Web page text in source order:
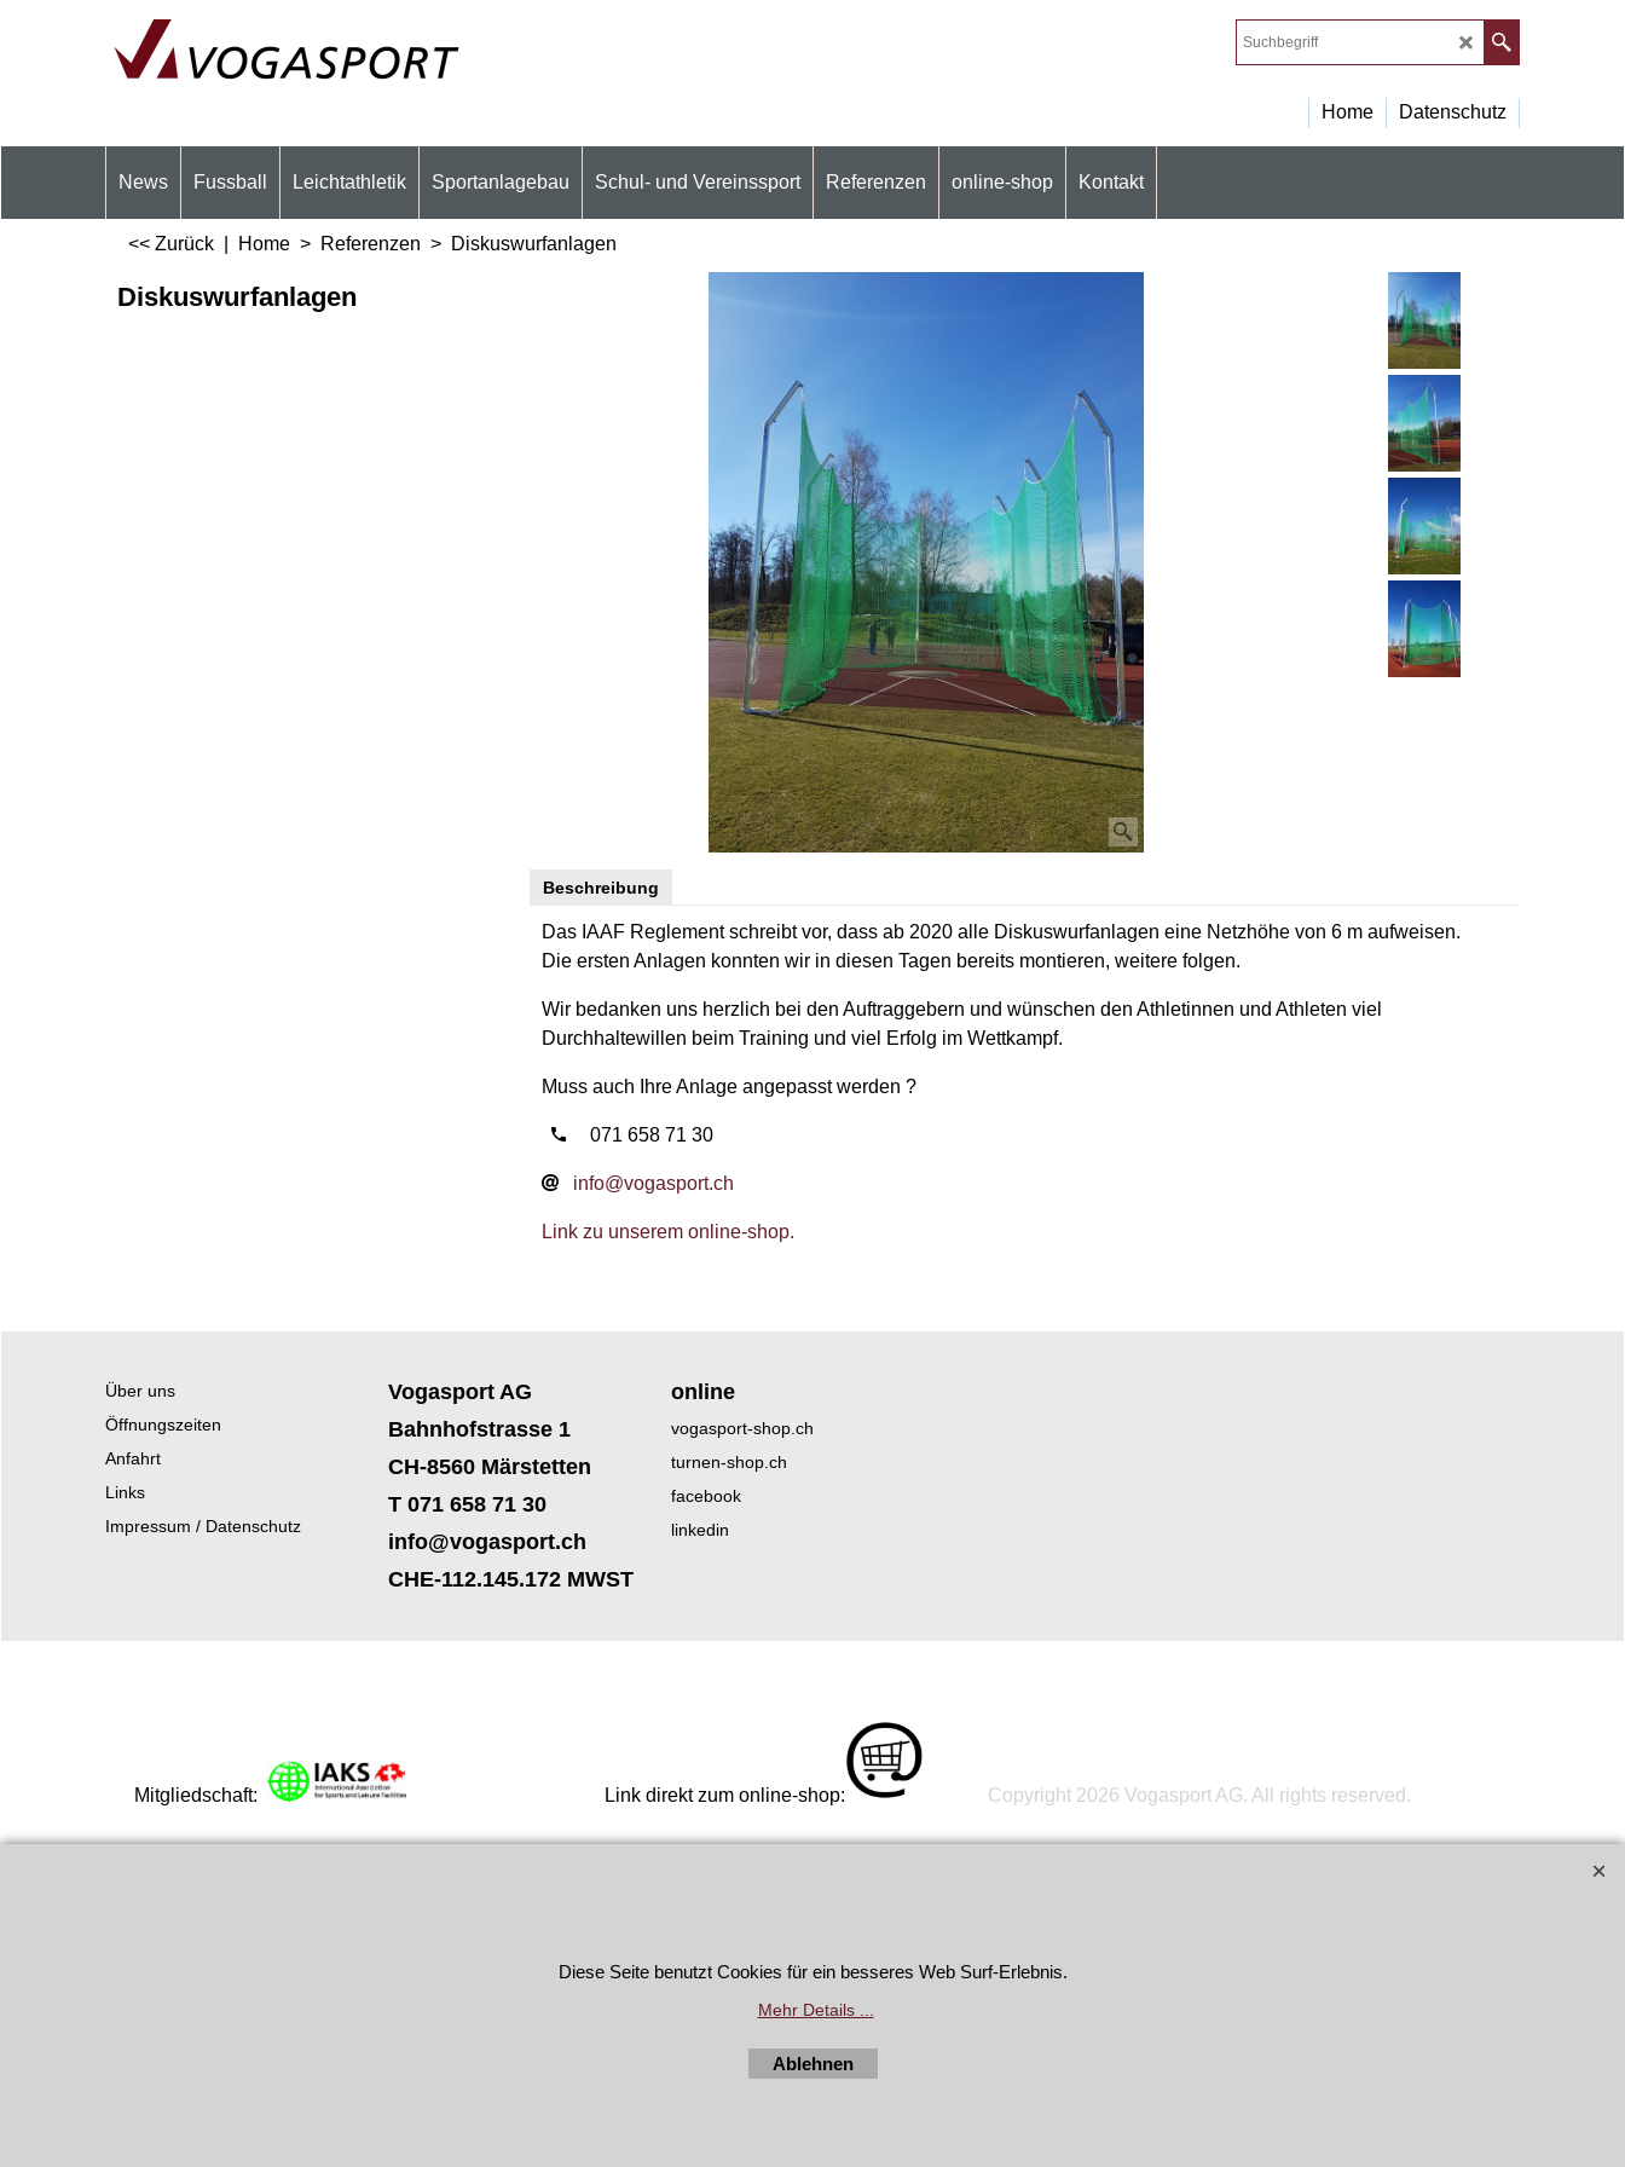
Home Datenschutz
News Fussball Leichtathletik Sportanlagebau Schul- und Vereinssport Referenzen online-shop Kontakt
<< Zurück Home > Referenzen > Diskuswurfanlagen
Diskuswurfanlagen
Beschreibung
Das IAAF Reglement schreibt vor, dass ab 2020 alle Diskuswurfanlagen eine Netzhöhe von 6 m aufweisen.
Die ersten Anlagen konnten wir in diesen Tagen bereits montieren, weitere folgen.
Wir bedanken uns herzlich bei den Auftraggebern und wünschen den Athletinnen und Athleten viel
Durchhaltewillen beim Training und viel Erfolg im Wettkampf.
Muss auch Ihre Anlage angepasst werden ?
071 658 71 30
info@vogasport.ch
Link zu unserem online-shop.
Über uns
Öffnungszeiten
Anfahrt
Links
Impressum / Datenschutz
Vogasport AG
Bahnhofstrasse 1
CH-8560 Märstetten
T 071 658 71 30
info@vogasport.ch
CHE-112.145.172 MWST
online
vogasport-shop.ch
turnen-shop.ch
facebook
linkedin
Mitgliedschaft: Link direkt zum online-shop: Copyright 2026 Vogasport AG. All rights reserved.
ShopFactory Shop
Diese Seite benutzt Cookies für ein besseres Web Surf-Erlebnis.
Mehr Details ...
Ablehnen